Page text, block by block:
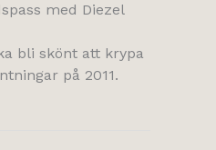
med Diezel
bli skönt att krypa
på 2011.